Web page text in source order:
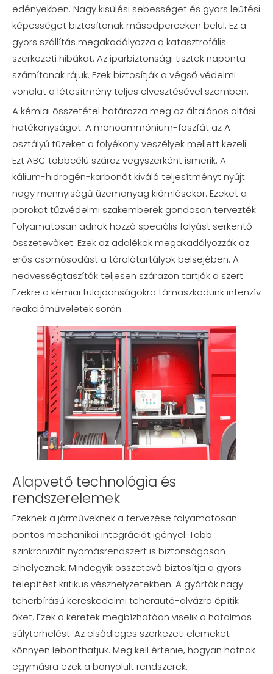
edényekben. Nagy kisülési sebességet és gyors leütési
képességet biztosítanak másodperceken belül. Ez a
gyors szállítás megakadályozza a katasztrofális
szerkezeti hibákat. Az iparbiztonsági tisztek naponta
számítanak rájuk. Ezek biztosítják a végső védelmi
vonalat a létesítmény teljes elvesztésével szemben.
A kémiai összetétel határozza meg az általános oltási
hatékonyságot. A monoammónium-foszfát az A
osztályú tüzeket a folyékony veszélyek mellett kezeli.
Ezt ABC többcélú száraz vegyszerként ismerik. A
kálium-hidrogén-karbonát kiváló teljesítményt nyújt
nagy mennyiségű üzemanyag kiömlésekor. Ezeket a
porokat tűzvédelmi szakemberek gondosan tervezték.
Folyamatosan adnak hozzá speciális folyást serkentő
összetevőket. Ezek az adalékok megakadályozzák az
erős csomósodást a tárolótartályok belsejében. A
nedvességtaszítók teljesen szárazon tartják a szert.
Ezekre a kémiai tulajdonságokra támaszkodunk intenzív
reakcióműveletek során.
Alapvető technológia és
rendszerelemek
Ezeknek a járműveknek a tervezése folyamatosan
pontos mechanikai integrációt igényel. Több
szinkronizált nyomásrendszert is biztonságosan
elhelyeznek. Mindegyik összetevő biztosítja a gyors
telepítést kritikus vészhelyzetekben. A gyártók nagy
teherbírású kereskedelmi teherautó-alvázra építik
őket. Ezek a keretek megbízhatóan viselik a hatalmas
súlyterhelést. Az elsődleges szerkezeti elemeket
könnyen lebonthatjuk. Meg kell értenie, hogyan hatnak
egymásra ezek a bonyolult rendszerek.